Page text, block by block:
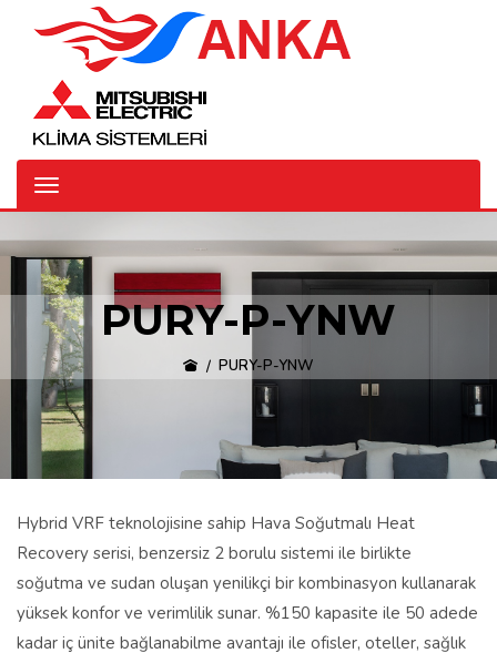
PURY-P-YNW
PURY-P-YNW
Hybrid VRF teknolojisine sahip Hava Soğutmalı Heat
Recovery serisi, benzersiz 2 borulu sistemi ile birlikte
soğutma ve sudan oluşan yenilikçi bir kombinasyon kullanarak
yüksek konfor ve verimlilik sunar. %150 kapasite ile 50 adede
kadar iç ünite bağlanabilme avantajı ile ofisler, oteller, sağlık